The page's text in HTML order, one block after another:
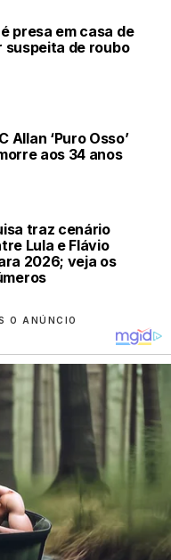
presa em casa de
suspeita de roubo
Allan ‘Puro Osso’
aos 34 anos
traz cenário
Lula e Flávio
2026; veja os
O ANÚNCIO